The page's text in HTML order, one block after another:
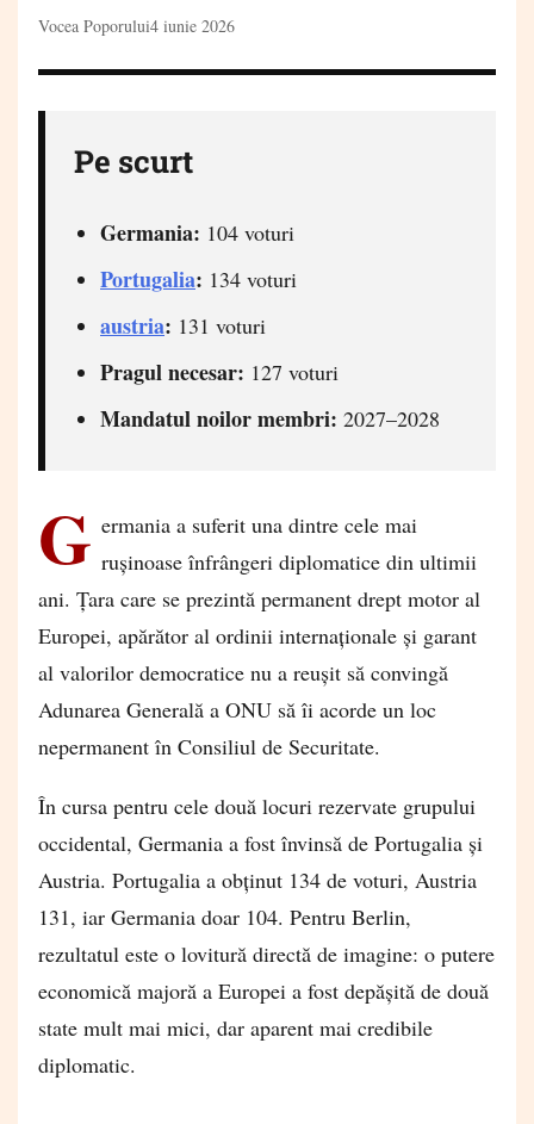
Vocea Poporului4 iunie 2026
Pe scurt
Germania: 104 voturi
Portugalia: 134 voturi
austria: 131 voturi
Pragul necesar: 127 voturi
Mandatul noilor membri: 2027–2028
G ermania a suferit una dintre cele mai
rușinoase înfrângeri diplomatice din ultimii
ani. Țara care se prezintă permanent drept motor al
Europei, apărător al ordinii internaționale și garant
al valorilor democratice nu a reușit să convingă
Adunarea Generală a ONU să îi acorde un loc
nepermanent în Consiliul de Securitate.
În cursa pentru cele două locuri rezervate grupului
occidental, Germania a fost învinsă de Portugalia și
Austria. Portugalia a obținut 134 de voturi, Austria
131, iar Germania doar 104. Pentru Berlin,
rezultatul este o lovitură directă de imagine: o putere
economică majoră a Europei a fost depășită de două
state mult mai mici, dar aparent mai credibile
diplomatic.